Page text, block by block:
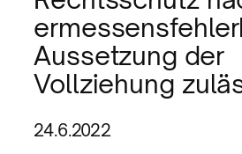
Aussetzung der
Vollziehung
24.6.2022